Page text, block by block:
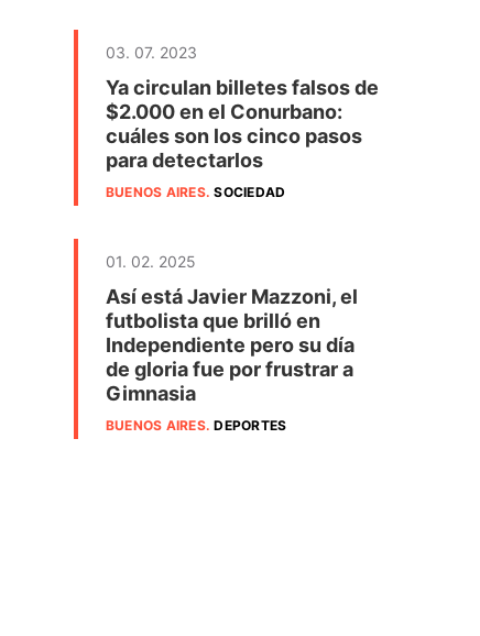
03. 07. 2023
Ya circulan billetes falsos de
$2.000 en el Conurbano:
cuáles son los cinco pasos
para detectarlos
BUENOS AIRES.SOCIEDAD
01. 02. 2025
Así está Javier Mazzoni, el
futbolista que brilló en
Independiente pero su día
de gloria fue por frustrar a
Gimnasia
BUENOS AIRES.DEPORTES